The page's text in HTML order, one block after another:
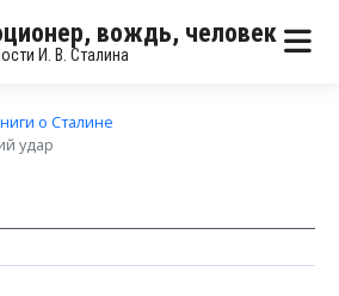
вождь, человек
И. В. Сталина
о Сталине
удар